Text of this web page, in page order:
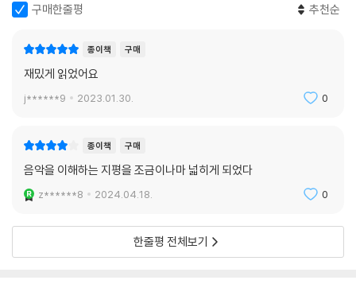
해석의 공간을 통해 소통하기 때문일 것이다.
--- p.210
구매한줄평 추천순
종이책 구매
재밌게 읽었어요
j******9 2023.01.30. 0
종이책 구매
음악을 이해하는 지평을 조금이나마 넓히게 되었다
z******8 2024.04.18. 0
한줄평 전체보기